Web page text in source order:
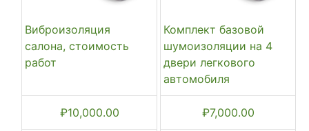
Виброизоляция
салона, стоимость
работ
₽10,000.00
Комплект базовой
шумоизоляции на 4
двери легкового
автомобиля
₽7,000.00